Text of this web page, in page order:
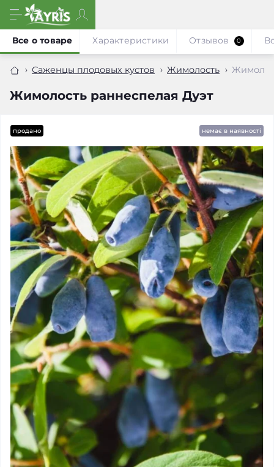
Саженцы плодовых кустов Жимолость
Жимолость раннеспелая Дуэт
Все о товаре Характеристики Отзывов 0
продано немає в наявності